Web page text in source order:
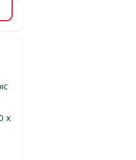
grozam
x